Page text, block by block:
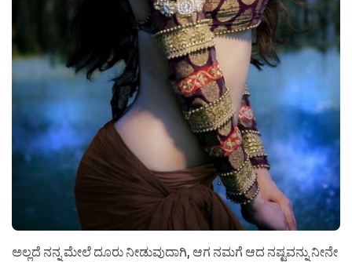
ಅಲ್ಲದೆ ನನ್ನ ಮೇಲೆ ದೂರು ನೀಡುವುದಾಗಿ, ಆಗ ನಮಗೆ ಆದ ನಷ್ಟವನ್ನು ನೀನೇ